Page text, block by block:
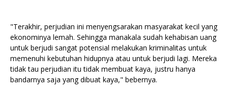
"Terakhir, perjudian ini menyengsarakan masyarakat kecil yang
ekonominya lemah. Sehingga manakala sudah kehabisan uang
untuk berjudi sangat potensial melakukan kriminalitas untuk
memenuhi kebutuhan hidupnya atau untuk berjudi lagi. Mereka
tidak tau perjudian itu tidak membuat kaya, justru hanya
bandarnya saja yang dibuat kaya," bebernya.